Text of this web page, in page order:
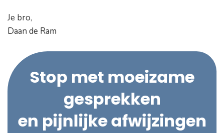
Je bro,
Daan de Ram
Stop met moeizame
gesprekken
en pijnlijke afwijzingen